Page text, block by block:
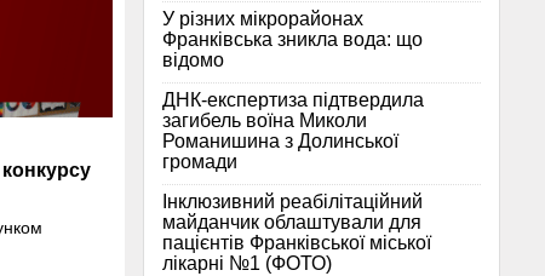
У різних мікрорайонах
Франківська зникла вода: що
відомо
ДНК-експертиза підтвердила
загибель воїна Миколи
Романишина з Долинської
громади
Інклюзивний реабілітаційний
майданчик облаштували для
пацієнтів Франківської міської
лікарні №1 (ФОТО)